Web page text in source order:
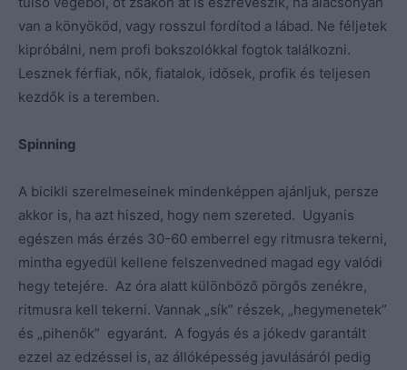
van a könyököd, vagy rosszul fordítod a lábad. Ne féljetek
kipróbálni, nem profi bokszolókkal fogtok találkozni.
Lesznek férfiak, nők, fiatalok, idősek, profik és teljesen
kezdők is a teremben.
Spinning
A bicikli szerelmeseinek mindenképpen ajánljuk, persze
akkor is, ha azt hiszed, hogy nem szereted. Ugyanis
egészen más érzés 30-60 emberrel egy ritmusra tekerni,
mintha egyedül kellene felszenvedned magad egy valódi
hegy tetejére. Az óra alatt különböző pörgős zenékre,
ritmusra kell tekerni. Vannak „sík” részek, „hegymenetek”
és „pihenők” egyaránt. A fogyás és a jókedv garantált
ezzel az edzéssel is, az állóképesség javulásáról pedig